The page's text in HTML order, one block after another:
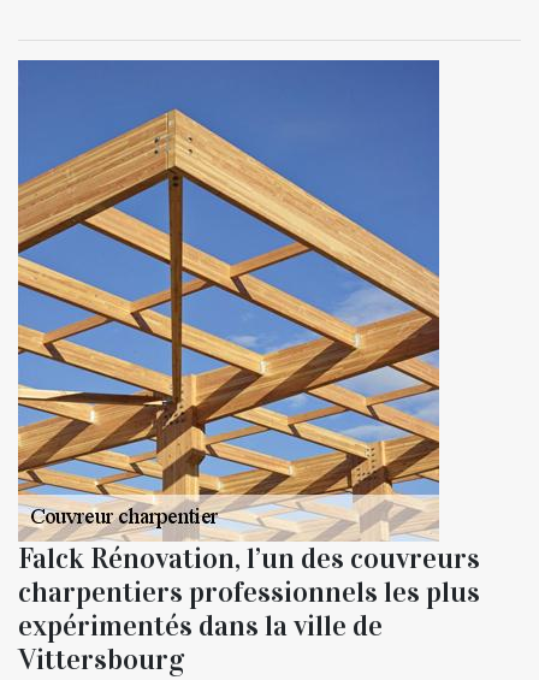
Falck Rénovation, l’un des couvreurs
charpentiers professionnels les plus
expérimentés dans la ville de
Vittersbourg